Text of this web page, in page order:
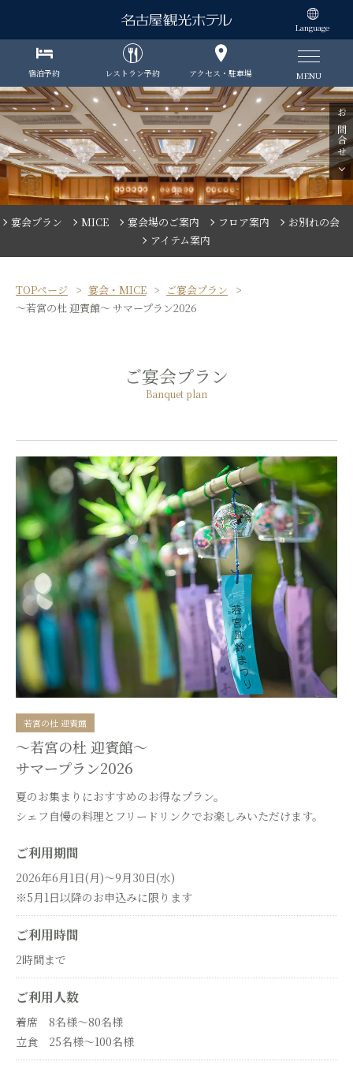
Language
宿泊予約 レストラン予約 アクセス・駐車場 MENU
宴会プラン MICE 宴会場のご案内 フロア案内
お別れの会
アイテム案内
TOPページ 宴会・MICE
ご宴会プラン
～若宮の杜 迎賓館～ サマープラン2026
ご宴会プラン
Banquet plan
若宮の杜 迎賓館
～若宮の杜 迎賓館～
サマープラン2026
夏のお集まりにおすすめのお得なプラン。
シェフ自慢の料理とフリードリンクでお楽しみいただけます。
ご利用期間
2026年6月1日(月)～9月30日(水)
※5月1日以降のお申込みに限ります
ご利用時間
2時間まで
ご利用人数
着席 8名様～80名様
立食 25名様～100名様
お問合せ